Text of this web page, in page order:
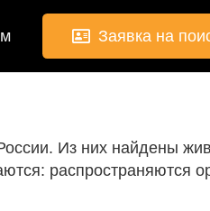
Заявка на
Из них найдены
распространяются